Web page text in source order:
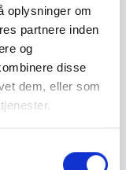
oplysninger om
partnere inden
og
disse
dem, eller som
man sænke
risikoen for
også sænkes